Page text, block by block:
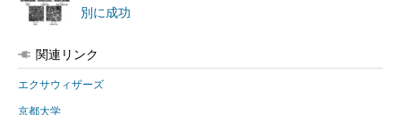
別に成功
関連リンク
エクサウィザーズ
京都大学